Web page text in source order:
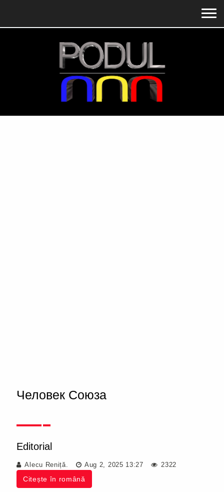
Человек Союза
Editorial
Alecu Reniță. Aug 2, 2025 13:27 2322
Citește în română